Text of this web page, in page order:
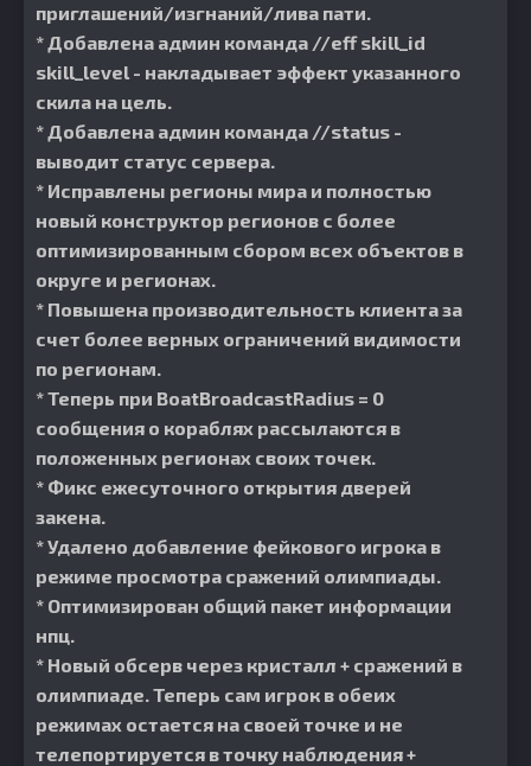
приглашений/изгнаний/лива пати.
* Добавлена админ команда //eff skill_id
skill_level - накладывает эффект указанного
скила на цель.
* Добавлена админ команда //status -
выводит статус сервера.
* Исправлены регионы мира и полностью
новый конструктор регионов с более
оптимизированным сбором всех объектов в
округе и регионах.
* Повышена производительность клиента за
счет более верных ограничений видимости
по регионам.
* Теперь при BoatBroadcastRadius = 0
сообщения о кораблях рассылаются в
положенных регионах своих точек.
* Фикс ежесуточного открытия дверей
закена.
* Удалено добавление фейкового игрока в
режиме просмотра сражений олимпиады.
* Оптимизирован общий пакет информации
нпц.
* Новый обсерв через кристалл + сражений в
олимпиаде. Теперь сам игрок в обеих
режимах остается на своей точке и не
телепортируется в точку наблюдения +